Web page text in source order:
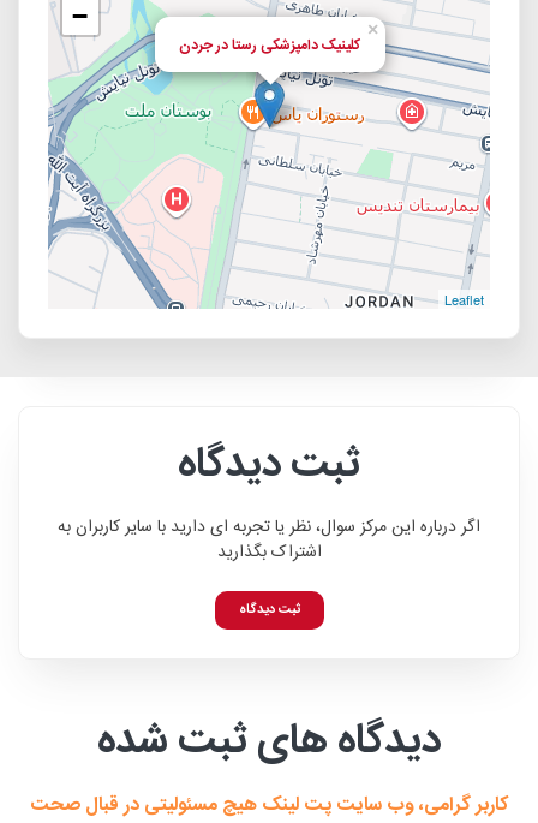
کلینیک دامپزشکی رستا در جردن
×
−
Leaflet
ثبت دیدگاه
اگر درباره این مرکز سوال، نظر یا تجربه ای دارید با سایر کاربران به
اشتراک بگذارید
ثبت دیدگاه
دیدگاه های ثبت شده
کاربر گرامی، وب سایت پت لینک هیچ مسئولیتی در قبال صحت